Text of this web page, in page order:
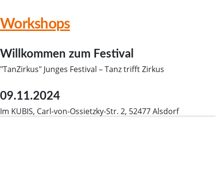
Workshops
Willkommen zum Festival
"TanZirkus" Junges Festival – Tanz trifft Zirkus
09.11.2024
Im KUBIS, Carl-von-Ossietzky-Str. 2, 52477 Alsdorf